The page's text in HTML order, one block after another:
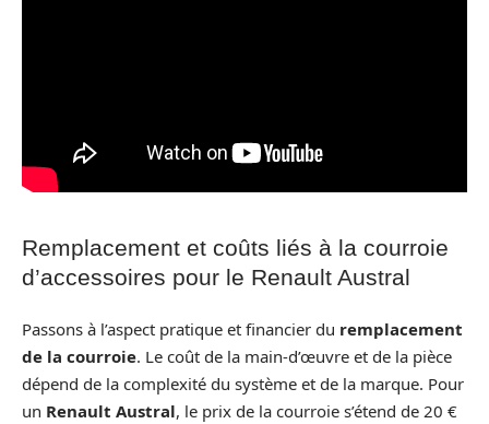
Remplacement et coûts liés à la courroie
d’accessoires pour le Renault Austral
Passons à l’aspect pratique et financier du remplacement
de la courroie. Le coût de la main-d’œuvre et de la pièce
dépend de la complexité du système et de la marque. Pour
un Renault Austral, le prix de la courroie s’étend de 20 €